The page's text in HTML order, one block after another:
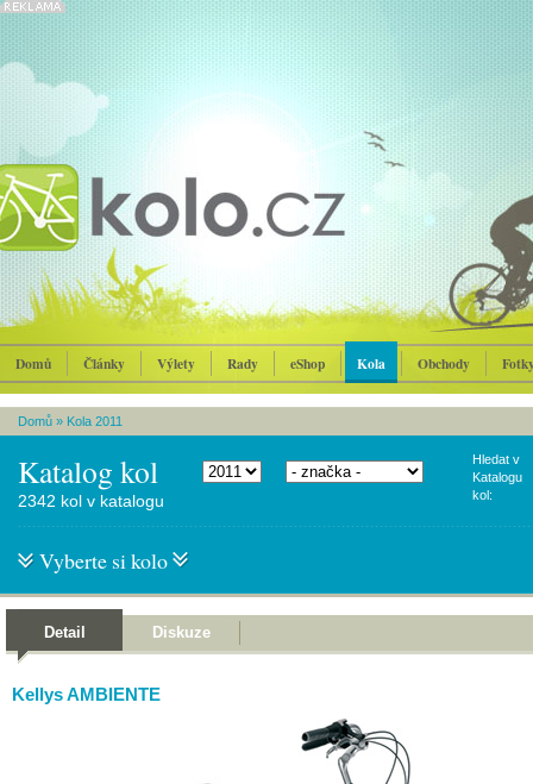
Domů Články Výlety Rady eShop Kola Obchody
Domů » Kola 2011
Katalog kol
Hledat v
Katalogu
kol:
2342 kol v katalogu
Vyberte si kolo
Detail Diskuze
Kellys AMBIENTE